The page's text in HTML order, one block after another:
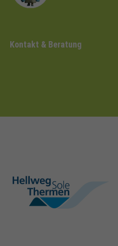
Kontakt & Beratung
hellweg-sole-
thermen.de